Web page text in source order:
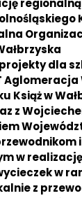
dla
Aglomeracja
Książ w
z
w
w
z